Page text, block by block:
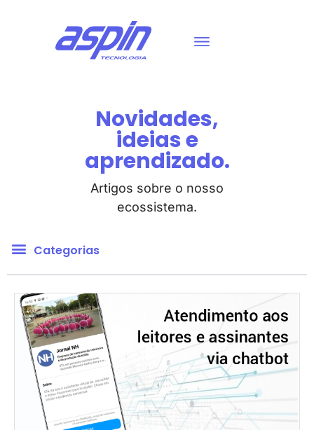
Novidades,
ideias e
aprendizado.
Artigos sobre o nosso
ecossistema.
Categorias